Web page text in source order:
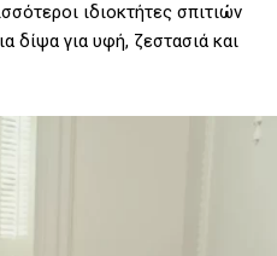
ιδιοκτήτες σπιτιών
δίψα για υφή, ζεστασιά και